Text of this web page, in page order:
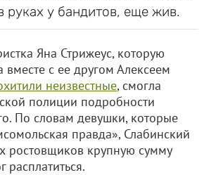
руках у бандитов, еще жив.
Яна Стрижеус, которую
вместе с ее другом Алексеем
неизвестные, смогла
полиции подробности
По словам девушки, которые
правда», Слабинский
ростовщиков крупную сумму
расплатиться.